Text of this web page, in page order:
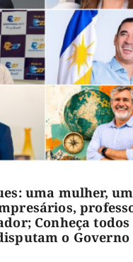
uma mulher, um
Conheça todos
o Governo